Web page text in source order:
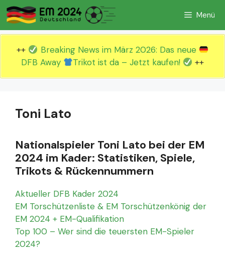
Zum
Inhalt
springen
Menü
++
Breaking News im März 2026: Das neue
DFB Away
Trikot ist da – Jetzt kaufen! ++
Toni Lato
Nationalspieler Toni Lato bei der EM
2024 im Kader: Statistiken, Spiele,
Trikots & Rückennummern
Aktueller DFB Kader 2024
EM Torschützenliste & EM Torschützenkönig der
EM 2024 + EM-Qualifikation
Top 100 – Wer sind die teuersten EM-Spieler
2024?